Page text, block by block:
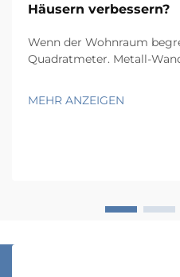
Häusern verbessern?
Wenn der Wohnraum
Quadratmeter. Metall-
zurückgewinnen möchten,
MEHR ANZEIGEN